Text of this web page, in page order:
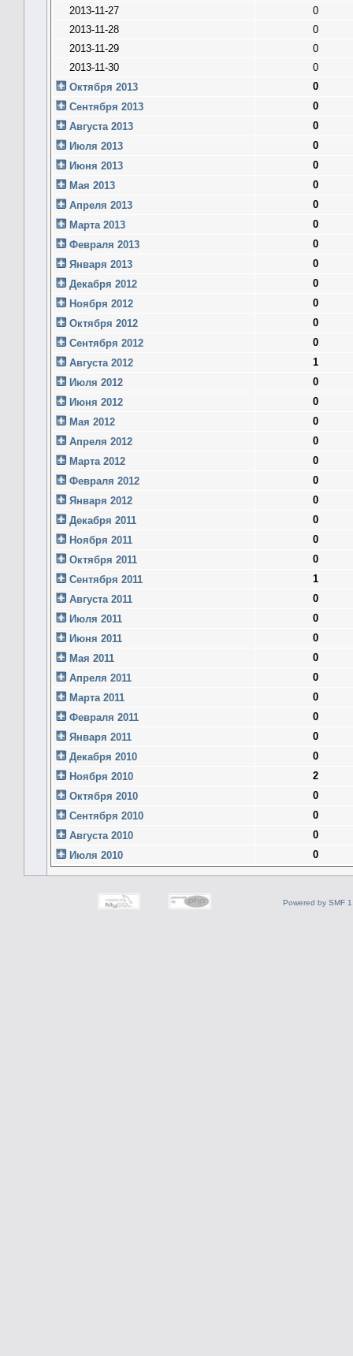
2013-11-27
0
2013-11-28
0
2013-11-29
0
2013-11-30
0
Октября 2013
0
Сентября 2013
0
Августа 2013
0
Июля 2013
0
Июня 2013
0
Мая 2013
0
Апреля 2013
0
Марта 2013
0
Февраля 2013
0
Января 2013
0
Декабря 2012
0
Ноября 2012
0
Октября 2012
0
Сентября 2012
0
Августа 2012
1
Июля 2012
0
Июня 2012
0
Мая 2012
0
Апреля 2012
0
Марта 2012
0
Февраля 2012
0
Января 2012
0
Декабря 2011
0
Ноября 2011
0
Октября 2011
0
Сентября 2011
1
Августа 2011
0
Июля 2011
0
Июня 2011
0
Мая 2011
0
Апреля 2011
0
Марта 2011
0
Февраля 2011
0
Января 2011
0
Декабря 2010
0
Ноября 2010
2
Октября 2010
0
Сентября 2010
0
Августа 2010
0
Июля 2010
0
Powered by SMF